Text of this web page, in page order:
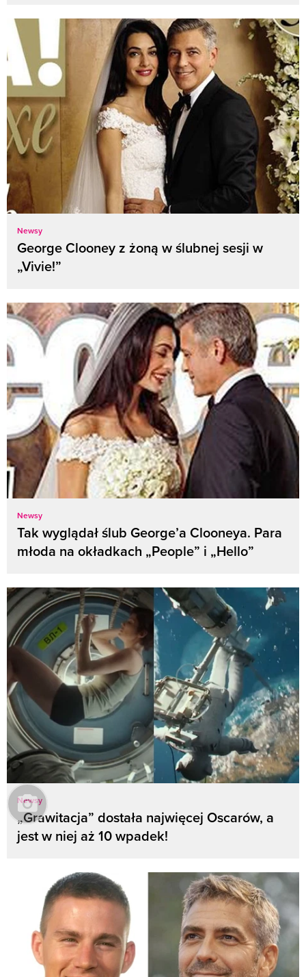
Newsy
George Clooney z żoną w ślubnej sesji w
„Vivie!”
Newsy
Tak wyglądał ślub George’a Clooneya. Para
młoda na okładkach „People” i „Hello”
Newsy
„Grawitacja” dostała najwięcej Oscarów, a
jest w niej aż 10 wpadek!